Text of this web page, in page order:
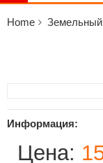
Home Земельный
Информация:
Цена: